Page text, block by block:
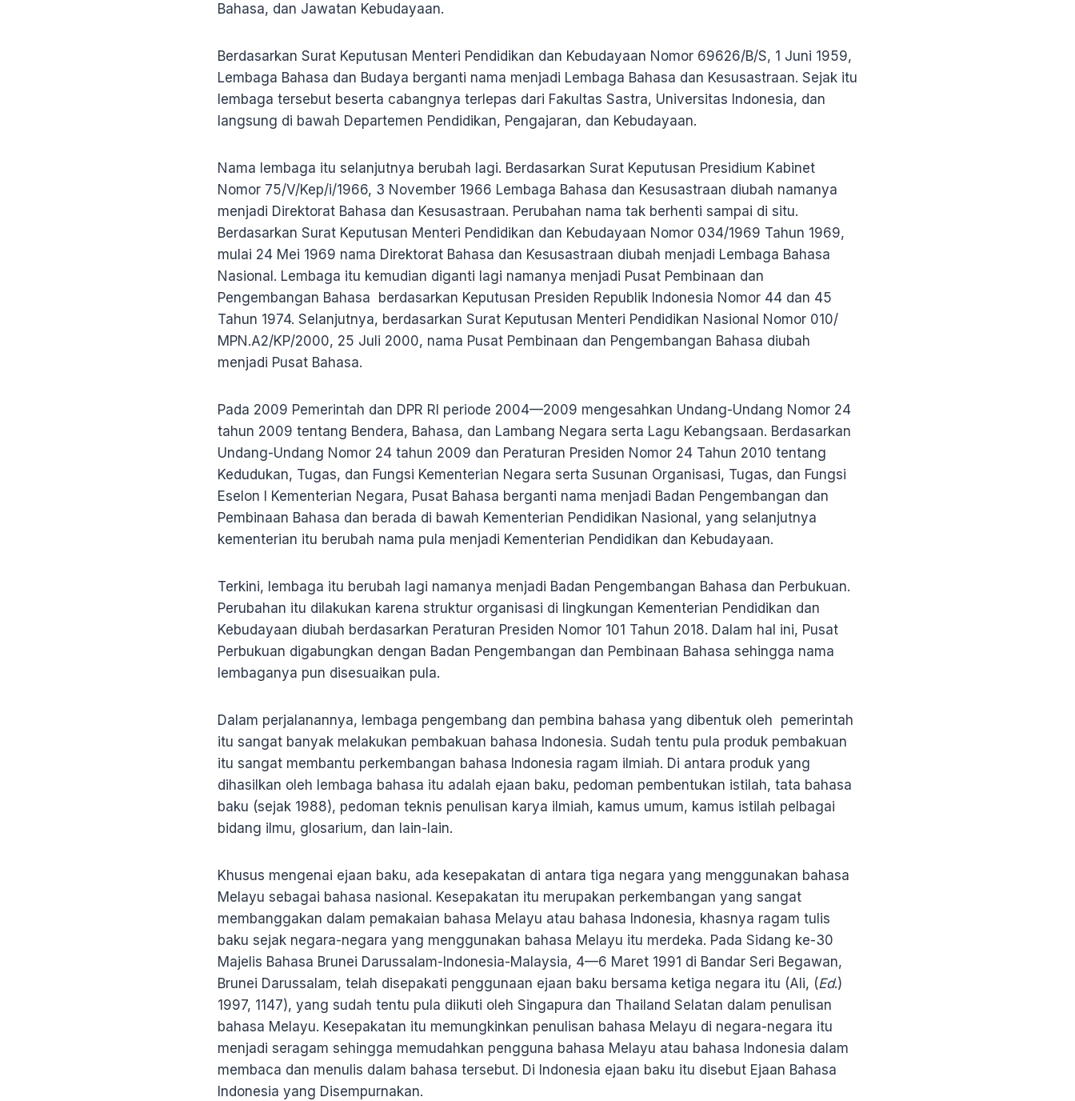
Bahasa, dan Jawatan Kebudayaan.
Berdasarkan Surat Keputusan Menteri Pendidikan dan Kebudayaan Nomor 69626/B/S, 1 Juni 1959,
Lembaga Bahasa dan Budaya berganti nama menjadi Lembaga Bahasa dan Kesusastraan. Sejak itu
lembaga tersebut beserta cabangnya terlepas dari Fakultas Sastra, Universitas Indonesia, dan
langsung di bawah Departemen Pendidikan, Pengajaran, dan Kebudayaan.
Nama lembaga itu selanjutnya berubah lagi. Berdasarkan Surat Keputusan Presidium Kabinet
Nomor 75/V/Kep/i/1966, 3 November 1966 Lembaga Bahasa dan Kesusastraan diubah namanya
menjadi Direktorat Bahasa dan Kesusastraan. Perubahan nama tak berhenti sampai di situ.
Berdasarkan Surat Keputusan Menteri Pendidikan dan Kebudayaan Nomor 034/1969 Tahun 1969,
mulai 24 Mei 1969 nama Direktorat Bahasa dan Kesusastraan diubah menjadi Lembaga Bahasa
Nasional. Lembaga itu kemudian diganti lagi namanya menjadi Pusat Pembinaan dan
Pengembangan Bahasa berdasarkan Keputusan Presiden Republik Indonesia Nomor 44 dan 45
Tahun 1974. Selanjutnya, berdasarkan Surat Keputusan Menteri Pendidikan Nasional Nomor 010/
MPN.A2/KP/2000, 25 Juli 2000, nama Pusat Pembinaan dan Pengembangan Bahasa diubah
menjadi Pusat Bahasa.
Pada 2009 Pemerintah dan DPR RI periode 2004—2009 mengesahkan Undang-Undang Nomor 24
tahun 2009 tentang Bendera, Bahasa, dan Lambang Negara serta Lagu Kebangsaan. Berdasarkan
Undang-Undang Nomor 24 tahun 2009 dan Peraturan Presiden Nomor 24 Tahun 2010 tentang
Kedudukan, Tugas, dan Fungsi Kementerian Negara serta Susunan Organisasi, Tugas, dan Fungsi
Eselon I Kementerian Negara, Pusat Bahasa berganti nama menjadi Badan Pengembangan dan
Pembinaan Bahasa dan berada di bawah Kementerian Pendidikan Nasional, yang selanjutnya
kementerian itu berubah nama pula menjadi Kementerian Pendidikan dan Kebudayaan.
Terkini, lembaga itu berubah lagi namanya menjadi Badan Pengembangan Bahasa dan Perbukuan.
Perubahan itu dilakukan karena struktur organisasi di lingkungan Kementerian Pendidikan dan
Kebudayaan diubah berdasarkan Peraturan Presiden Nomor 101 Tahun 2018. Dalam hal ini, Pusat
Perbukuan digabungkan dengan Badan Pengembangan dan Pembinaan Bahasa sehingga nama
lembaganya pun disesuaikan pula.
Dalam perjalanannya, lembaga pengembang dan pembina bahasa yang dibentuk oleh pemerintah
itu sangat banyak melakukan pembakuan bahasa Indonesia. Sudah tentu pula produk pembakuan
itu sangat membantu perkembangan bahasa Indonesia ragam ilmiah. Di antara produk yang
dihasilkan oleh lembaga bahasa itu adalah ejaan baku, pedoman pembentukan istilah, tata bahasa
baku (sejak 1988), pedoman teknis penulisan karya ilmiah, kamus umum, kamus istilah pelbagai
bidang ilmu, glosarium, dan lain-lain.
Khusus mengenai ejaan baku, ada kesepakatan di antara tiga negara yang menggunakan bahasa
Melayu sebagai bahasa nasional. Kesepakatan itu merupakan perkembangan yang sangat
membanggakan dalam pemakaian bahasa Melayu atau bahasa Indonesia, khasnya ragam tulis
baku sejak negara-negara yang menggunakan bahasa Melayu itu merdeka. Pada Sidang ke-30
Majelis Bahasa Brunei Darussalam-Indonesia-Malaysia, 4—6 Maret 1991 di Bandar Seri Begawan,
Brunei Darussalam, telah disepakati penggunaan ejaan baku bersama ketiga negara itu (Ali, (Ed.)
1997, 1147), yang sudah tentu pula diikuti oleh Singapura dan Thailand Selatan dalam penulisan
bahasa Melayu. Kesepakatan itu memungkinkan penulisan bahasa Melayu di negara-negara itu
menjadi seragam sehingga memudahkan pengguna bahasa Melayu atau bahasa Indonesia dalam
membaca dan menulis dalam bahasa tersebut. Di Indonesia ejaan baku itu disebut Ejaan Bahasa
Indonesia yang Disempurnakan.